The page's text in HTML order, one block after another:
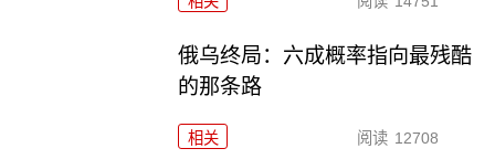
俄乌终局：六成概率指向最残酷
的那条路
相关 阅读 12708